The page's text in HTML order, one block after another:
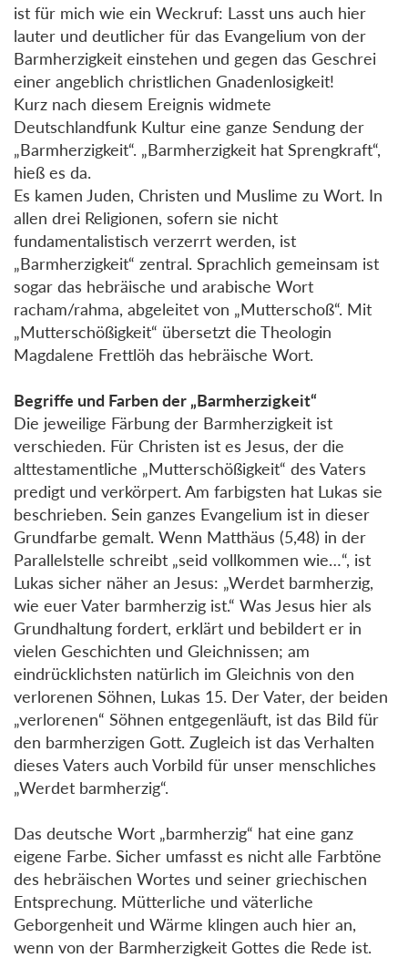
ist für mich wie ein Weckruf: Lasst uns auch hier
lauter und deutlicher für das Evangelium von der
Barmherzigkeit einstehen und gegen das Geschrei
einer angeblich christlichen Gnadenlosigkeit!
Kurz nach diesem Ereignis widmete
Deutschlandfunk Kultur eine ganze Sendung der
„Barmherzigkeit“. „Barmherzigkeit hat Sprengkraft“,
hieß es da.
Es kamen Juden, Christen und Muslime zu Wort. In
allen drei Religionen, sofern sie nicht
fundamentalistisch verzerrt werden, ist
„Barmherzigkeit“ zentral. Sprachlich gemeinsam ist
sogar das hebräische und arabische Wort
racham/rahma, abgeleitet von „Mutterschoß“. Mit
„Mutterschößigkeit“ übersetzt die Theologin
Magdalene Frettlöh das hebräische Wort.
Begriffe und Farben der „Barmherzigkeit“
Die jeweilige Färbung der Barmherzigkeit ist
verschieden. Für Christen ist es Jesus, der die
alttestamentliche „Mutterschößigkeit“ des Vaters
predigt und verkörpert. Am farbigsten hat Lukas sie
beschrieben. Sein ganzes Evangelium ist in dieser
Grundfarbe gemalt. Wenn Matthäus (5,48) in der
Parallelstelle schreibt „seid vollkommen wie…“, ist
Lukas sicher näher an Jesus: „Werdet barmherzig,
wie euer Vater barmherzig ist.“ Was Jesus hier als
Grundhaltung fordert, erklärt und bebildert er in
vielen Geschichten und Gleichnissen; am
eindrücklichsten natürlich im Gleichnis von den
verlorenen Söhnen, Lukas 15. Der Vater, der beiden
„verlorenen“ Söhnen entgegenläuft, ist das Bild für
den barmherzigen Gott. Zugleich ist das Verhalten
dieses Vaters auch Vorbild für unser menschliches
„Werdet barmherzig“.
Das deutsche Wort „barmherzig“ hat eine ganz
eigene Farbe. Sicher umfasst es nicht alle Farbtöne
des hebräischen Wortes und seiner griechischen
Entsprechung. Mütterliche und väterliche
Geborgenheit und Wärme klingen auch hier an,
wenn von der Barmherzigkeit Gottes die Rede ist.